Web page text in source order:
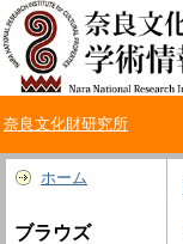
奈良文化財研究所
ホーム
ブラウズ